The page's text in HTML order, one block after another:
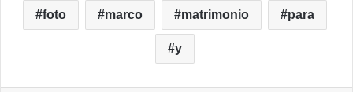
foto marco matrimonio para
y